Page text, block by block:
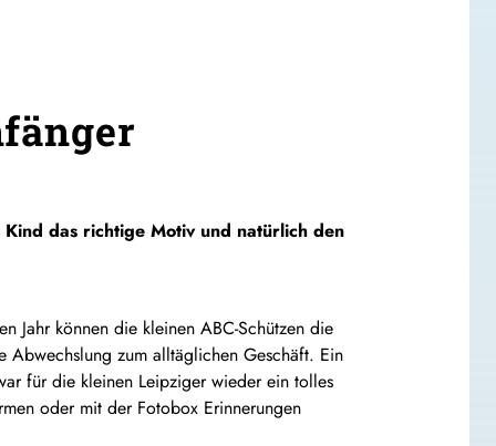
das richtige Motiv und natürlich den
Jahr können die kleinen ABC-Schützen die
Abwechslung zum alltäglichen Geschäft. Ein
für die kleinen Leipziger wieder ein tolles
oder mit der Fotobox Erinnerungen